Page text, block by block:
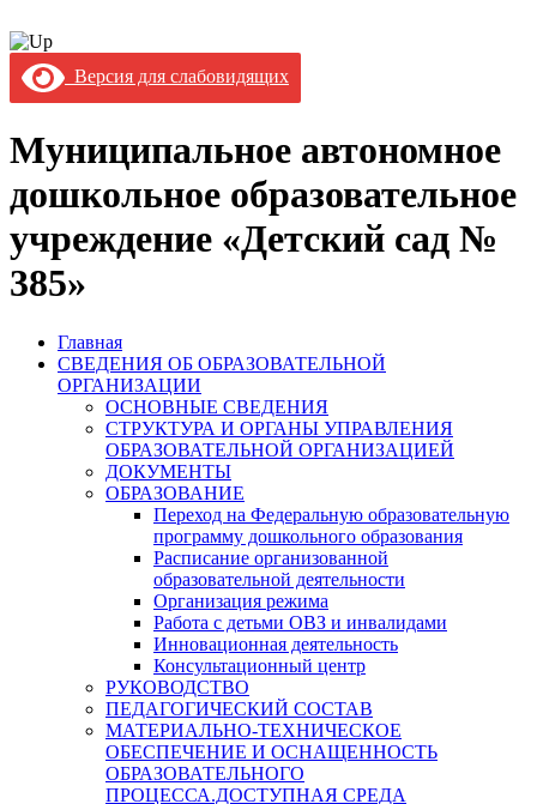
Версия для слабовидящих
Муниципальное автономное
дошкольное образовательное
учреждение «Детский сад №
385»
Главная
СВЕДЕНИЯ ОБ ОБРАЗОВАТЕЛЬНОЙ
ОРГАНИЗАЦИИ
ОСНОВНЫЕ СВЕДЕНИЯ
СТРУКТУРА И ОРГАНЫ УПРАВЛЕНИЯ
ОБРАЗОВАТЕЛЬНОЙ ОРГАНИЗАЦИЕЙ
ДОКУМЕНТЫ
ОБРАЗОВАНИЕ
Переход на Федеральную образовательную
программу дошкольного образования
Расписание организованной
образовательной деятельности
Организация режима
Работа с детьми ОВЗ и инвалидами
Инновационная деятельность
Консультационный центр
РУКОВОДСТВО
ПЕДАГОГИЧЕСКИЙ СОСТАВ
МАТЕРИАЛЬНО-ТЕХНИЧЕСКОЕ
ОБЕСПЕЧЕНИЕ И ОСНАЩЕННОСТЬ
ОБРАЗОВАТЕЛЬНОГО
ПРОЦЕССА.ДОСТУПНАЯ СРЕДА